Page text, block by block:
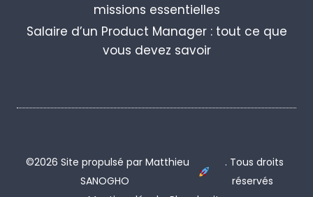
missions essentielles
Salaire d’un Product Manager : tout ce que
vous devez savoir
©2026 Site propulsé par Matthieu
SANOGHO
. Tous droits
réservés